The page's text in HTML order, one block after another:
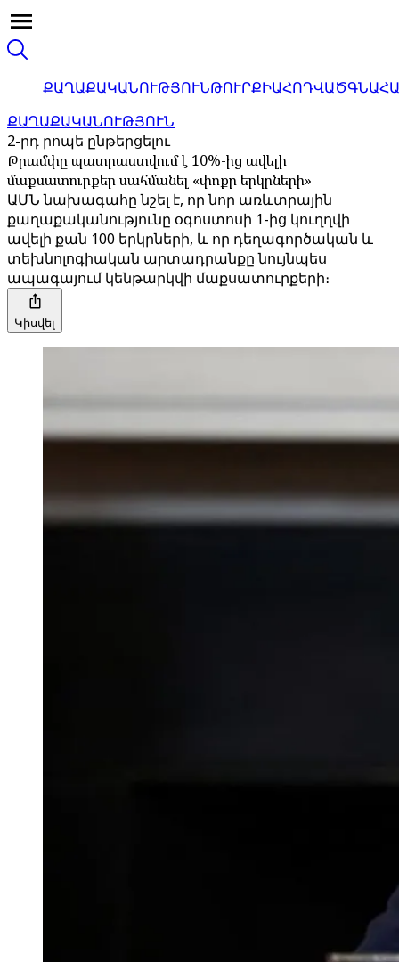
ՔԱՂԱՔԱԿԱՆՈՒԹՅՈՒՆԹՈՒՐՔԻԱՀՈԴՎԱԾ
ՔԱՂԱՔԱԿԱՆՈՒԹՅՈՒՆ
2-րդ րոպե ընթերցելու
Թրամփը պատրաստվում է 10%-ից ավելի
մաքսատուրքեր սահմանել «փոքր երկրների»
ԱՄՆ նախագահը նշել է, որ նոր առևտրային
քաղաքականությունը օգոստոսի 1-ից կուղղվի
ավելի քան 100 երկրների, և որ դեղագործական և
տեխնոլոգիական արտադրանքը նույնպես
ապագայում կենթարկվի մաքսատուրքերի։
Կիսվել